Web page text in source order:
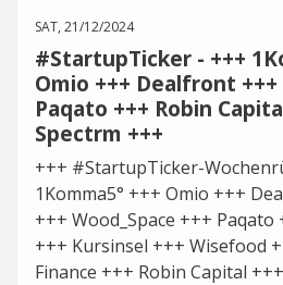
SAT, 21/12/2024
#StartupTicker - +++
Omio +++ Dealfront
Paqato +++ Robin
Spectrm +++
+++ #StartupTicker-
1Komma5° +++ Omio +++
+++ Wood_Space +++ Paqato
+++ Kursinsel +++ Wisefood
Finance +++ Robin Capital